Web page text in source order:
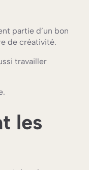
partie d’un bon
de créativité.
travailler
les